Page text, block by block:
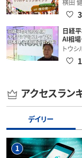
横田
日経
AI相
トウ
アクセスラン
デイリー
1